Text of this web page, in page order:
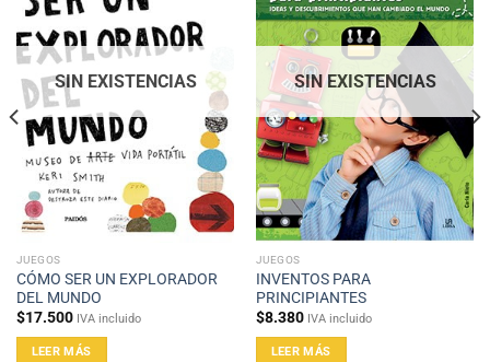
SIN EXISTENCIAS
JUEGOS
CÓMO SER UN EXPLORADOR
DEL MUNDO
$17.500 IVA incluido
LEER MÁS
SIN EXISTENCIAS
JUEGOS
INVENTOS PARA
PRINCIPIANTES
$8.380 IVA incluido
LEER MÁS